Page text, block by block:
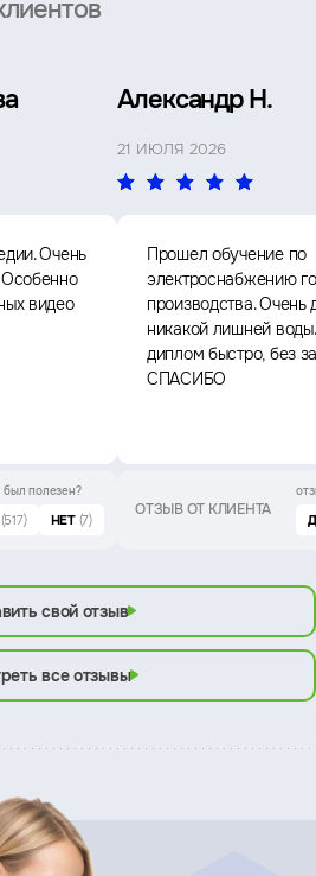
Очень
видео
был полезен?
(517) НЕТ (7)
Александр Н.
21 ИЮЛЯ 2026
Прошел обучение по
электроснабжению
производства. Очень
никакой лишней
диплом быстро, без
СПАСИБО
ОТЗЫВ ОТ КЛИЕНТА
свой отзыв
все отзывы